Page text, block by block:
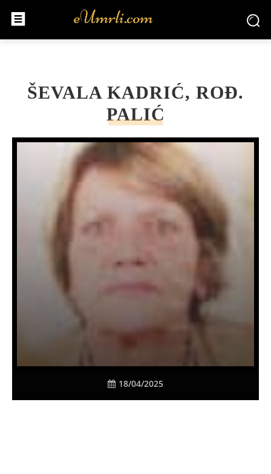
ŠEVALA KADRIĆ, ROĐ.
PALIĆ
18/04/2025